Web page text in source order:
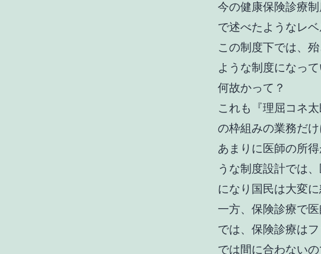
今の健康保険診療
で述べたようなレ
この制度下では、
ような制度になって
何故かって？
これも『理屈コネ
の枠組みの業務だ
あまりに医師の所
うな制度設計では
になり国民は大変
一方、保険診療で
では、保険診療は
では間に合わない